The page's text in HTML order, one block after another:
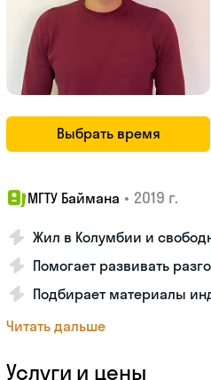
Выбрать время
МГТУ Баймана • 2019 г.
Жил в Колумбии и
Помогает развивать
Подбирает материалы
Читать дальше
Услуги и цены